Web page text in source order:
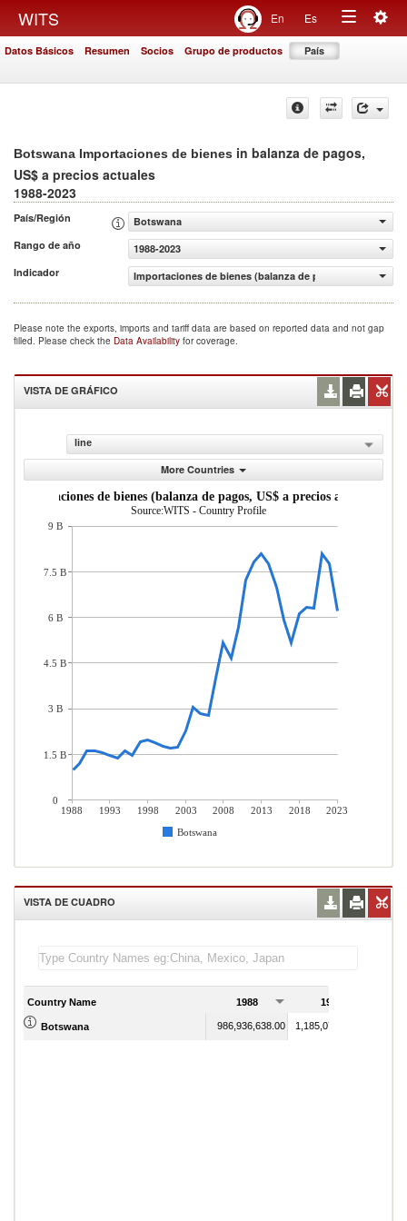
WITS En Es
Toggle
Datos Básicos Resumen Socios Grupo de productos País
Botswana Importaciones de bienes in balanza de pagos,
US$ a precios actuales
1988-2023
País/Región
Botswana
Rango de año
1988-2023
Indicador
Importaciones de bienes (balanza de pagos, US$ a
Please note the exports, imports and tariff data are based on reported data and not gap
filled. Please check the Data Availability for coverage.
VISTA DE GRÁFICO
line
More Countries
Importaciones de bienes (balanza de pagos, US$ a precios actuales)
Source:WITS - Country Profile
1988 1993 1998 2003 2008 2013 2018
2023
Botswana
9 B
7.5 B
6 B
4.5 B
3 B
1.5 B
0
VISTA DE CUADRO
Country Name 1988 1989
Botswana 986,936,638.00 1,185,079,551.00